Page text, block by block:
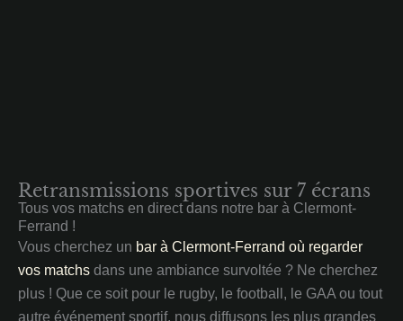
Retransmissions sportives sur 7 écrans
Tous vos matchs en direct dans notre bar à Clermont-
Ferrand !
Vous cherchez un bar à Clermont-Ferrand où regarder
vos matchs dans une ambiance survoltée ? Ne cherchez
plus ! Que ce soit pour le rugby, le football, le GAA ou tout
autre événement sportif, nous diffusons les plus grandes